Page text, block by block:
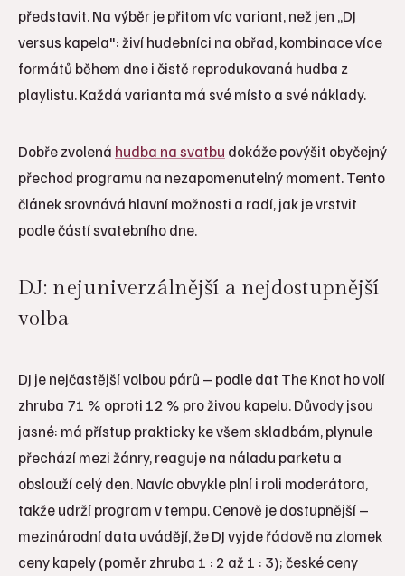
představit. Na výběr je přitom víc variant, než jen „DJ
versus kapela": živí hudebníci na obřad, kombinace více
formátů během dne i čistě reprodukovaná hudba z
playlistu. Každá varianta má své místo a své náklady.
Dobře zvolená hudba na svatbu dokáže povýšit obyčejný
přechod programu na nezapomenutelný moment. Tento
článek srovnává hlavní možnosti a radí, jak je vrstvit
podle částí svatebního dne.
DJ: nejuniverzálnější a nejdostupnější
volba
DJ je nejčastější volbou párů – podle dat The Knot ho volí
zhruba 71 % oproti 12 % pro živou kapelu. Důvody jsou
jasné: má přístup prakticky ke všem skladbám, plynule
přechází mezi žánry, reaguje na náladu parketu a
obslouží celý den. Navíc obvykle plní i roli moderátora,
takže udrží program v tempu. Cenově je dostupnější –
mezinárodní data uvádějí, že DJ vyjde řádově na zlomek
ceny kapely (poměr zhruba 1 : 2 až 1 : 3); české ceny